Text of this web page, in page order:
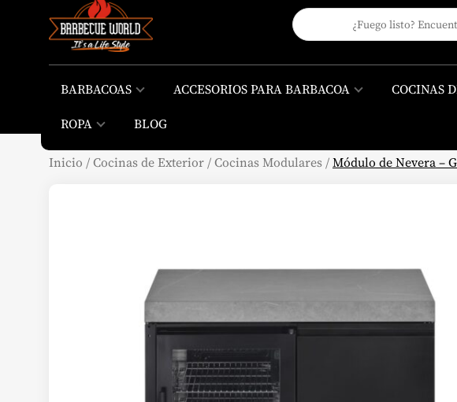
BARBACOAS ACCESORIOS PARA BARBACOA COCINAS
ROPA
BLOG
Inicio /Cocinas de Exterior /Cocinas Modulares /Módulo de Nevera –